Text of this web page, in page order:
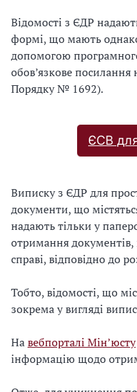
Відомості з ЄДР
формі, що мають
допомогою
обов’язкове посилання
Порядку № 1692).
ЄСВ
Виписку з ЄДР для
документи, що
надають тільки у
отримання документів,
справі, відповідно до
Тобто, відомості, що
зокрема у вигляді
Навебпорталі Мін’юсту
інформацію щодо